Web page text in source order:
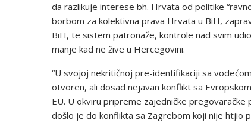
da razlikuje interese bh. Hrvata od politike
borbom za kolektivna prava Hrvata u BiH,
BiH, te sistem patronaže, kontrole nad svim
manje kad ne žive u Hercegovini.
“U svojoj nekritičnoj pre-identifikaciji sa
otvoren, ali dosad nejavan konflikt sa
EU. U okviru pripreme zajedničke pregovaračke
došlo je do konflikta sa Zagrebom koji nije htjio